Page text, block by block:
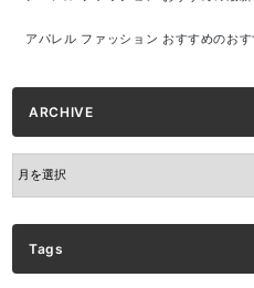
アパレル ファッション おすすめのお
ARCHIVE
ARCHIVE
Tags